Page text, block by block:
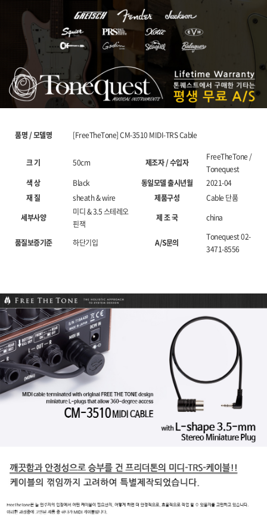
품명 / 모델명 [FreeTheTone] CM-3510 MIDI-TRS Cable
크 기 50cm 제조자 / 수입자
FreeTheTone /
Tonequest
색 상
Black 동일모델 출시년월
2021-04
재 질
sheath & wire 제품구성
Cable 단품
세부사양
미디 & 3.5 스테레오
핀잭
제 조 국 china
품질보증기준 하단기입 A/S문의
Tonequest 02-
3471-8556